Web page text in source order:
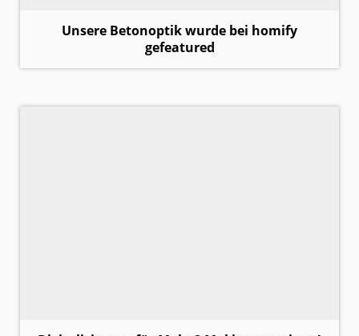
Unsere Betonoptik wurde bei homify
gefeatured